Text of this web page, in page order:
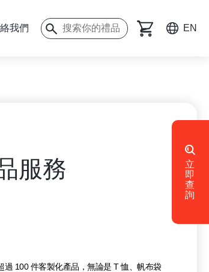
我們 EN
服務
100 件客製化產品，無論是 T 恤、帆布袋
立
即
查
詢